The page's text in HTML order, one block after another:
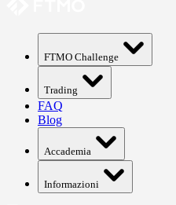
FTMO Challenge
Trading
FAQ
Blog
Accademia
Informazioni